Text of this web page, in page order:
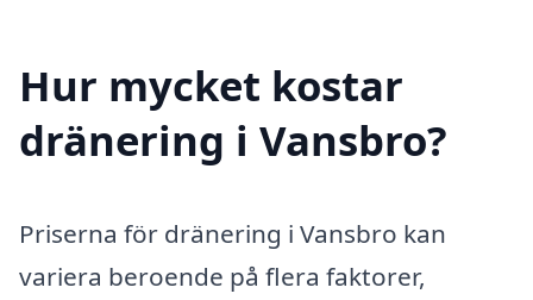
Hur mycket kostar
dränering i Vansbro?
Priserna för dränering i Vansbro kan
variera beroende på flera faktorer,